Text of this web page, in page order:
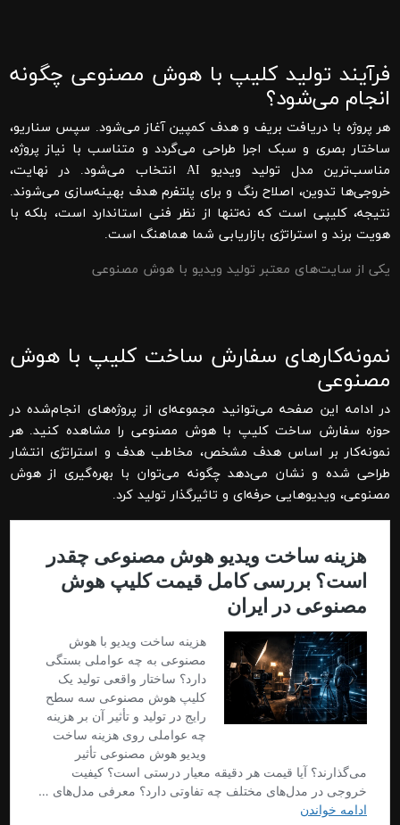
فرآیند تولید کلیپ با هوش مصنوعی چگونه
انجام می‌شود؟
هر پروژه با دریافت بریف و هدف کمپین آغاز می‌شود. سپس سناریو،
ساختار بصری و سبک اجرا طراحی می‌گردد و متناسب با نیاز پروژه،
مناسب‌ترین مدل تولید ویدیو AI انتخاب می‌شود. در نهایت،
خروجی‌ها تدوین، اصلاح رنگ و برای پلتفرم هدف بهینه‌سازی می‌شوند.
نتیجه، کلیپی است که نه‌تنها از نظر فنی استاندارد است، بلکه با
هویت برند و استراتژی بازاریابی شما هماهنگ است.
یکی از سایت‌های معتبر تولید ویدیو با هوش مصنوعی
نمونه‌کارهای سفارش ساخت کلیپ با هوش
مصنوعی
در ادامه این صفحه می‌توانید مجموعه‌ای از پروژه‌های انجام‌شده در
حوزه سفارش ساخت کلیپ با هوش مصنوعی را مشاهده کنید. هر
نمونه‌کار بر اساس هدف مشخص، مخاطب هدف و استراتژی انتشار
طراحی شده و نشان می‌دهد چگونه می‌توان با بهره‌گیری از هوش
مصنوعی، ویدیوهایی حرفه‌ای و تاثیرگذار تولید کرد.